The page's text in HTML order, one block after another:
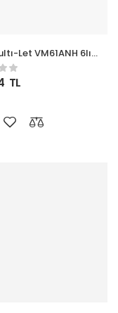
Let VM61ANH 6lı
TL